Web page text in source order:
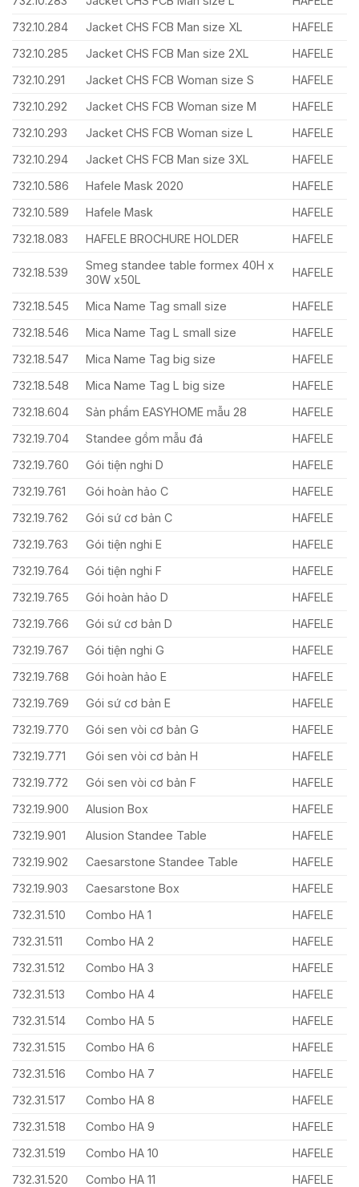
732.10.284
Jacket CHS FCB Man size XL
HAFELE
732.10.285
Jacket CHS FCB Man size 2XL
HAFELE
732.10.291
Jacket CHS FCB Woman size S
HAFELE
732.10.292
Jacket CHS FCB Woman size M
HAFELE
732.10.293
Jacket CHS FCB Woman size L
HAFELE
732.10.294
Jacket CHS FCB Man size 3XL
HAFELE
732.10.586
Hafele Mask 2020
HAFELE
732.10.589
Hafele Mask
HAFELE
732.18.083
HAFELE BROCHURE HOLDER HAFELE
732.18.539
Smeg standee table formex 40H x
30W x50L
HAFELE
732.18.545 Mica Name Tag small size
HAFELE
732.18.546
Mica Name Tag L small size
HAFELE
732.18.547
Mica Name Tag big size
HAFELE
732.18.548
Mica Name Tag L big size
HAFELE
732.18.604
Sản phẩm EASYHOME mẫu 28
HAFELE
732.19.704
Standee gồm mẫu đá
HAFELE
732.19.760
Gói tiện nghi D
HAFELE
732.19.761
Gói hoàn hảo C
HAFELE
732.19.762
Gói sứ cơ bản C
HAFELE
732.19.763
Gói tiện nghi E
HAFELE
732.19.764
Gói tiện nghi F
HAFELE
732.19.765
Gói hoàn hảo D
HAFELE
732.19.766
Gói sứ cơ bản D
HAFELE
732.19.767
Gói tiện nghi G
HAFELE
732.19.768
Gói hoàn hảo E
HAFELE
732.19.769
Gói sứ cơ bản E
HAFELE
732.19.770
Gói sen vòi cơ bản G
HAFELE
732.19.771
Gói sen vòi cơ bản H
HAFELE
732.19.772
Gói sen vòi cơ bản F
HAFELE
732.19.900
Alusion Box
HAFELE
732.19.901
Alusion Standee Table
HAFELE
732.19.902
Caesarstone Standee Table
HAFELE
732.19.903
Caesarstone Box
HAFELE
732.31.510
Combo HA 1
HAFELE
732.31.511
Combo HA 2
HAFELE
732.31.512
Combo HA 3
HAFELE
732.31.513
Combo HA 4
HAFELE
732.31.514
Combo HA 5
HAFELE
732.31.515
Combo HA 6
HAFELE
732.31.516
Combo HA 7
HAFELE
732.31.517
Combo HA 8
HAFELE
732.31.518
Combo HA 9
HAFELE
732.31.519
Combo HA 10
HAFELE
732.31.520
Combo HA 11
HAFELE